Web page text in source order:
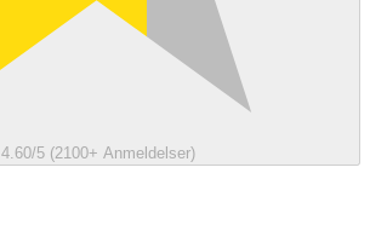
4.60/5 (2100+ Anmeldelser)